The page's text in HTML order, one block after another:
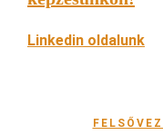
Linkedin oldalunk